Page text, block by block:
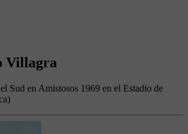
Villagra
Sud en Amistosos 1969 en el Estadio de